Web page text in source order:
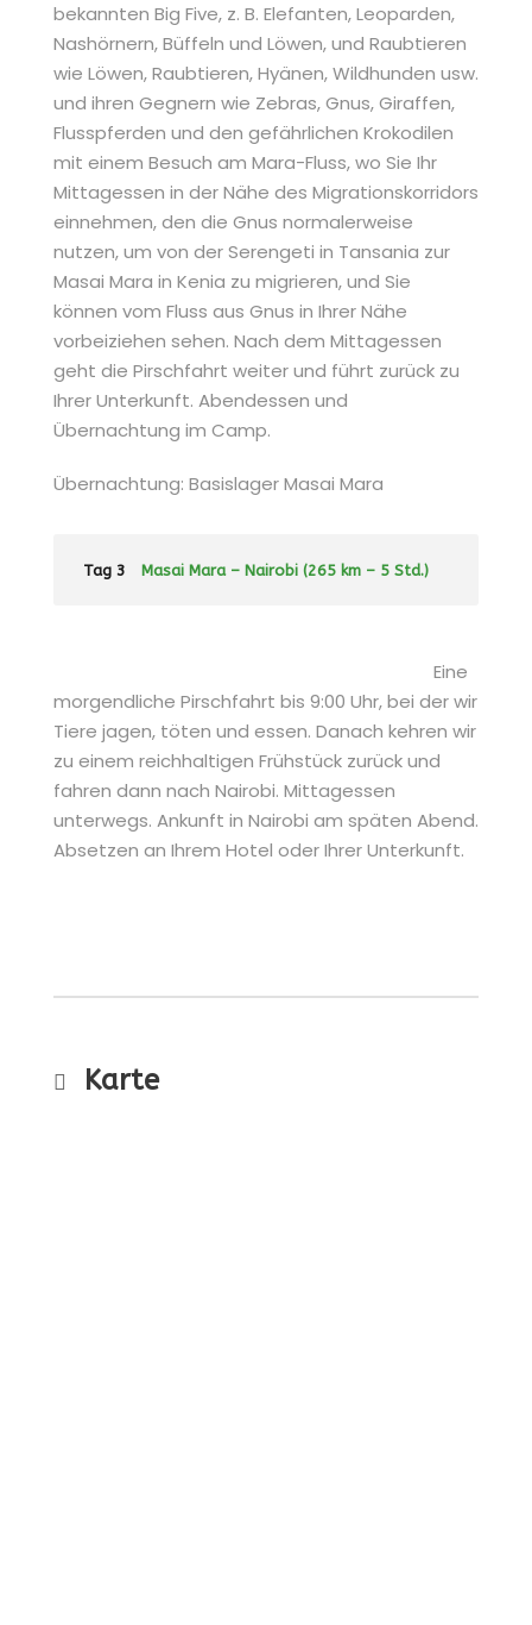
bekannten Big Five, z. B. Elefanten, Leoparden,
Nashörnern, Büffeln und Löwen, und Raubtieren
wie Löwen, Raubtieren, Hyänen, Wildhunden usw.
und ihren Gegnern wie Zebras, Gnus, Giraffen,
Flusspferden und den gefährlichen Krokodilen
mit einem Besuch am Mara-Fluss, wo Sie Ihr
Mittagessen in der Nähe des Migrationskorridors
einnehmen, den die Gnus normalerweise
nutzen, um von der Serengeti in Tansania zur
Masai Mara in Kenia zu migrieren, und Sie
können vom Fluss aus Gnus in Ihrer Nähe
vorbeiziehen sehen. Nach dem Mittagessen
geht die Pirschfahrt weiter und führt zurück zu
Ihrer Unterkunft. Abendessen und
Übernachtung im Camp.
Übernachtung: Basislager Masai Mara
Tag 3 Masai Mara – Nairobi (265 km – 5 Std.)
Eine
morgendliche Pirschfahrt bis 9:00 Uhr, bei der wir
Tiere jagen, töten und essen. Danach kehren wir
zu einem reichhaltigen Frühstück zurück und
fahren dann nach Nairobi. Mittagessen
unterwegs. Ankunft in Nairobi am späten Abend.
Absetzen an Ihrem Hotel oder Ihrer Unterkunft.
Karte